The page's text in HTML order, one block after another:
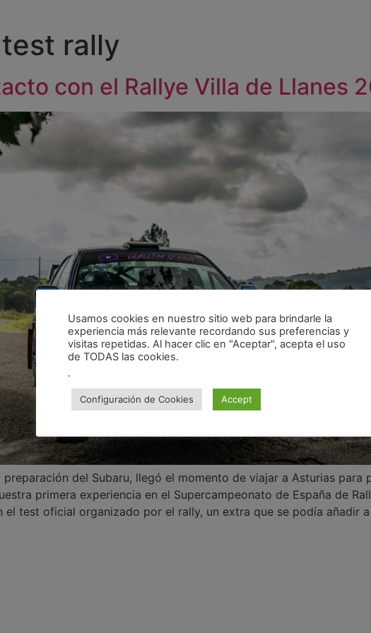
test rally
con el Rallye Villa de Llanes
preparación del Subaru, llegó el momento de viajar a Asturias
primera experiencia en el Supercampeonato de España de
el test oficial organizado por el rally, un extra que se podía añadir
Usamos cookies en nuestro sitio web para brindarle la
experiencia más relevante recordando sus preferencias y
visitas repetidas. Al hacer clic en "Aceptar", acepta el uso
de TODAS las cookies.
.
Configuración de Cookies Accept